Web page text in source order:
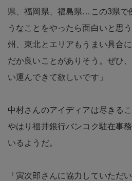
県、福岡県、福島県…この3県で
うなことをやったら面白いと思
州、東北とエリアもうまい具合
だか良いことがありそう。ぜひ
い運んできて欲しいです」
中村さんのアイディアは尽きる
やはり福井銀行バンコク駐在事
いるようだ。
「寅次郎さんに協力していただ